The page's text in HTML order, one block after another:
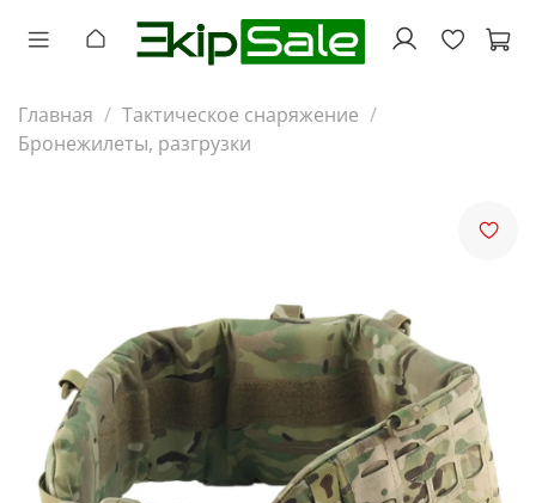
Главная
Тактическое снаряжение
Бронежилеты, разгрузки